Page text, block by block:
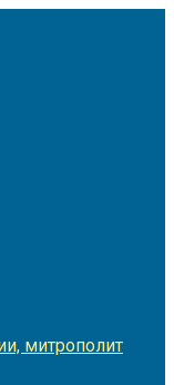
митрополит